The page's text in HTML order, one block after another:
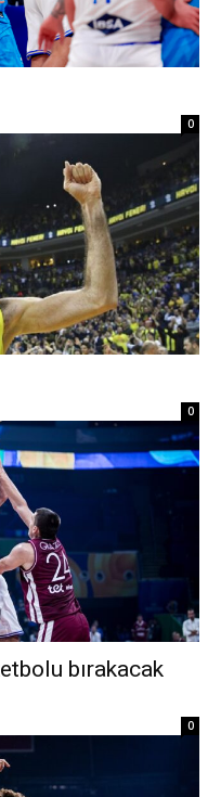
0
0
bırakacak
0